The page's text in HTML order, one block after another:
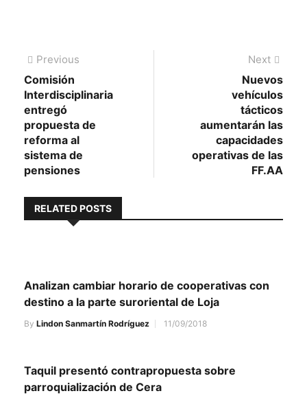
Navegación
de
entradas
Previous
Comisión
Interdisciplinaria
entregó
propuesta de
reforma al
sistema de
pensiones
Next
post:
Nuevos
vehículos
tácticos
aumentarán las
capacidades
operativas de las
FF.AA
RELATED POSTS
Analizan cambiar horario de cooperativas con
destino a la parte suroriental de Loja
By Lindon Sanmartín Rodríguez 11/09/2018
Taquil presentó contrapropuesta sobre
parroquialización de Cera